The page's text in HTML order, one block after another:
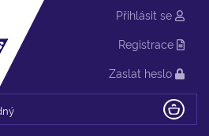
Přihlásit se
Registrace
Zaslat heslo